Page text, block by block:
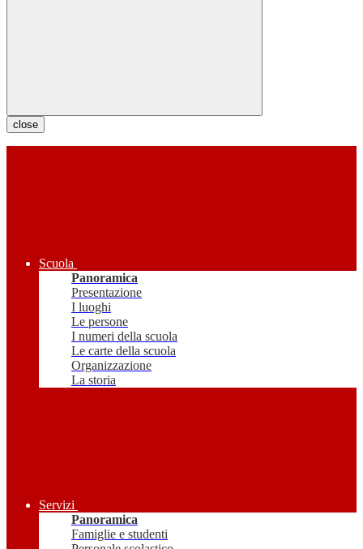
close
Scuola
Panoramica
Presentazione
I luoghi
Le persone
I numeri della scuola
Le carte della scuola
Organizzazione
La storia
Servizi
Panoramica
Famiglie e studenti